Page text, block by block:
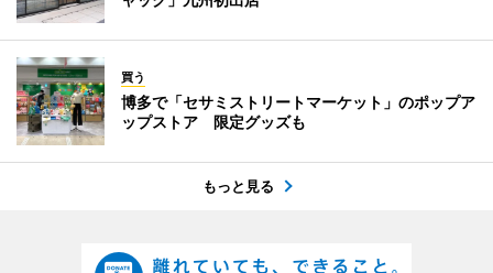
買う
博多で「セサミストリートマーケット」のポップア
ップストア 限定グッズも
もっと見る